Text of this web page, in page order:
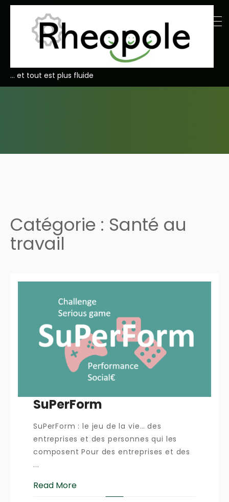
… et tout est plus fluide
Catégorie : Santé au
travail
SuPerForm
SuPerForm : le jeu de la vie… des
entreprises et des personnes qui les
composent Pour des entreprises et des
...
Read More